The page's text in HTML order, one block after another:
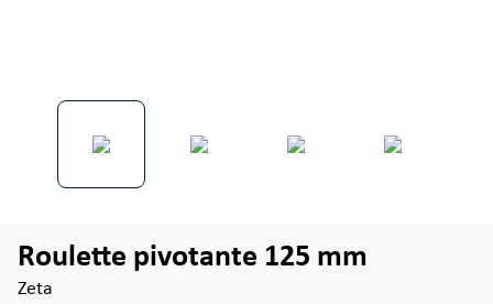
Roulette pivotante 125 mm
Zeta